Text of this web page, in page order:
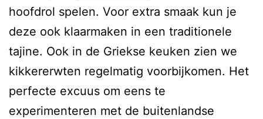
hoofdrol spelen. Voor extra smaak kun je
deze ook klaarmaken in een traditionele
tajine. Ook in de Griekse keuken zien we
kikkererwten regelmatig voorbijkomen. Het
perfecte excuus om eens te
experimenteren met de buitenlandse